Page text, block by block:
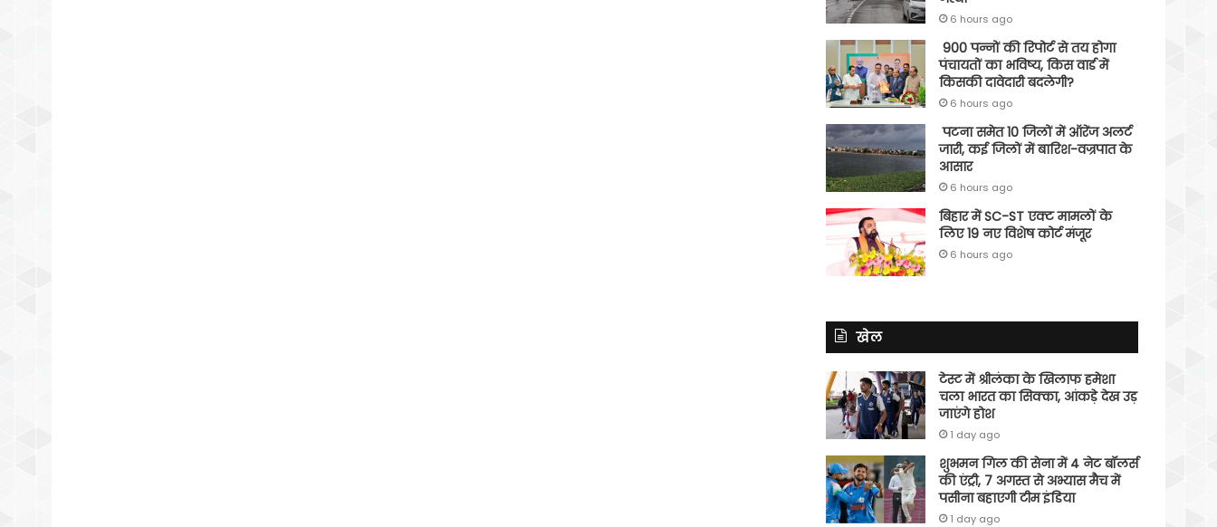
6 hours ago
900 पन्नों की रिपोर्ट से तय होगा
पंचायतों का भविष्य, किस वार्ड में
किसकी दावेदारी बदलेगी?
6 hours ago
पटना समेत 10 जिलों में ऑरेंज अलर्ट
जारी, कई जिलों में बारिश-वज्रपात के
आसार
6 hours ago
बिहार में SC-ST एक्ट मामलों के
लिए 19 नए विशेष कोर्ट मंजूर
6 hours ago
खेल
टेस्ट में श्रीलंका के खिलाफ हमेशा
चला भारत का सिक्का, आंकड़े देख उड़
जाएंगे होश
1 day ago
शुभमन गिल की सेना में 4 नेट बॉलर्स
की एंट्री, 7 अगस्त से अभ्यास मैच में
पसीना बहाएगी टीम इंडिया
1 day ago